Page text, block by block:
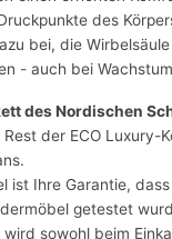
des
bei, die
- auch bei
des Nordischen
der ECO Luxury-
ist Ihre Garantie,
getestet
sowohl beim